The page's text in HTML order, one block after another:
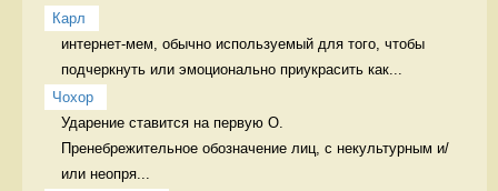
Карл
интернет-мем, обычно используемый для того, чтобы
подчеркнуть или эмоционально приукрасить как...
Чохор
Ударение ставится на первую О.
Пренебрежительное обозначение лиц, с некультурным и/
или неопря...